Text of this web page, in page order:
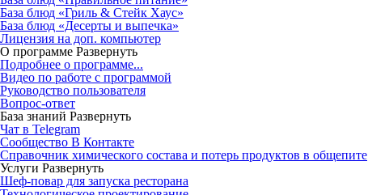
База блюд «Гриль & Стейк Хаус»
База блюд «Десерты и выпечка»
Лицензия на доп. компьютер
О программе Развернуть
Подробнее о программе...
Видео по работе с программой
Руководство пользователя
Вопрос-ответ
База знаний Развернуть
Чат в Telegram
Сообщество В Контакте
Справочник химического состава и потерь продуктов в общепите
Услуги Развернуть
Шеф-повар для запуска ресторана